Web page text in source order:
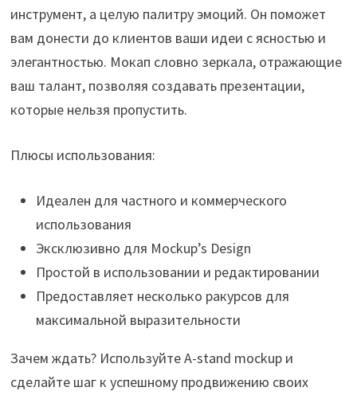
инструмент, а целую палитру эмоций. Он поможет
вам донести до клиентов ваши идеи с ясностью и
элегантностью. Мокап словно зеркала, отражающие
ваш талант, позволяя создавать презентации,
которые нельзя пропустить.
Плюсы использования:
Идеален для частного и коммерческого
использования
Эксклюзивно для Mockup’s Design
Простой в использовании и редактировании
Предоставляет несколько ракурсов для
максимальной выразительности
Зачем ждать? Используйте A-stand mockup и
сделайте шаг к успешному продвижению своих